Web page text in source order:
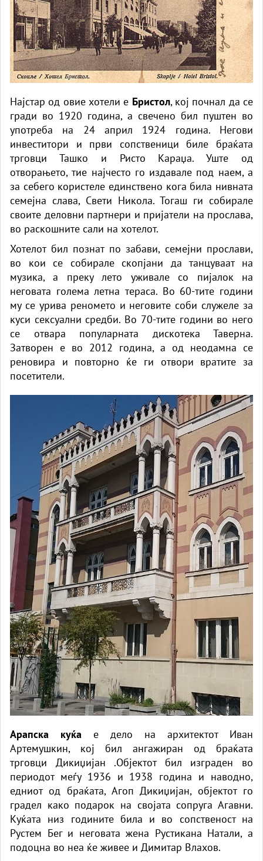
Најстар од овие хотели е Бристол, кој почнал да се
гради во 1920 година, а свечено бил пуштен во
употреба на 24 април 1924 година. Негови
инвеститори и први сопственици биле браќата
трговци Ташко и Ристо Караџа. Уште од
отворањето, тие најчесто го издавале под наем, а
за себего користеле единствено кога била нивната
семејна слава, Свети Никола. Тогаш ги собирале
своите деловни партнери и пријатели на прослава,
во раскошните сали на хотелот.
Хотелот бил познат по забави, семејни прослави,
во кои се собирале скопјани да танцуваат на
музика, а преку лето уживале со пијалок на
неговата голема летна тераса. Во 60-тите години
му се урива реномето и неговите соби служеле за
куси сексуални средби. Во 70-тите години во него
се отвара популарната дискотека Таверна.
Затворен е во 2012 година, а од неодамна се
реновира и повторно ќе ги отвори вратите за
посетители.
Арапска куќа е дело на архитектот Иван
Артемушкин, кој бил ангажиран од браќата
трговци Дикиџијан .Објектот бил изграден во
периодот меѓу 1936 и 1938 година и наводно,
едниот од браќата, Агоп Дикиџијан, објектот го
градел како подарок на својата сопруга Агавни.
Куќата низ годините била и во сопственост на
Рустем Бег и неговата жена Рустикана Натали, а
подоцна во неа ќе живее и Димитар Влахов.